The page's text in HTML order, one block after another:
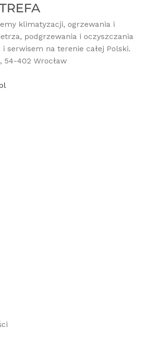
klimatyzacji, ogrzewania i
podgrzewania i oczyszczania
serwisem na terenie całej Polski.
54-402 Wrocław